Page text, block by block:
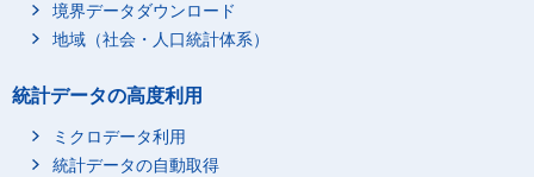
境界データダウンロード
地域（社会・人口統計体系）
統計データの高度利用
ミクロデータ利用
統計データの自動取得